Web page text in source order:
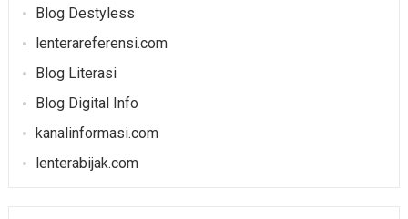
Blog Destyless
lenterareferensi.com
Blog Literasi
Blog Digital Info
kanalinformasi.com
lenterabijak.com